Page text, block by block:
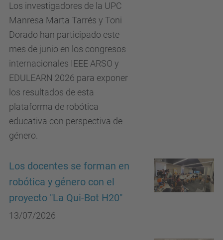
Los investigadores de la UPC
Manresa Marta Tarrés y Toni
Dorado han participado este
mes de junio en los congresos
internacionales IEEE ARSO y
EDULEARN 2026 para exponer
los resultados de esta
plataforma de robótica
educativa con perspectiva de
género.
Los docentes se forman en
robótica y género con el
proyecto "La Qui-Bot H20"
13/07/2026